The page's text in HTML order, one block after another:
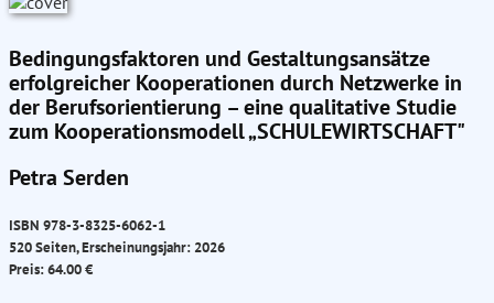
Bedingungsfaktoren und Gestaltungsansätze
erfolgreicher Kooperationen durch Netzwerke in
der Berufsorientierung – eine qualitative Studie
zum Kooperationsmodell „SCHULEWIRTSCHAFT"
Petra Serden
ISBN 978-3-8325-6062-1
520 Seiten, Erscheinungsjahr: 2026
Preis: 64.00 €